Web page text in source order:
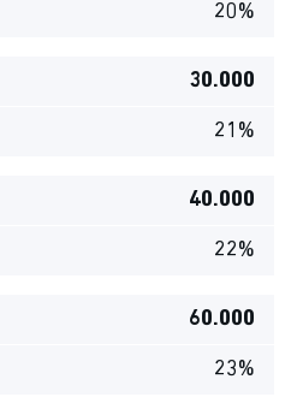
20%
30.000
21%
40.000
22%
60.000
23%